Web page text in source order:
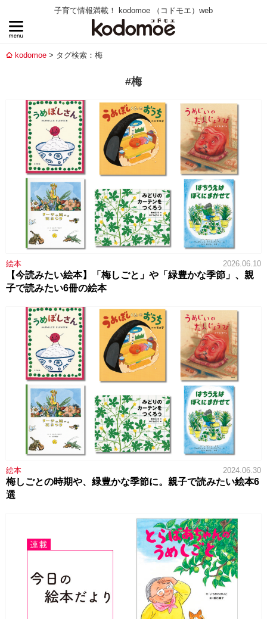
子育て情報満載！ kodomoe （コドモエ）web
kodomoe タグ検索：梅
#梅
絵本 2026.06.10
【今読みたい絵本】「梅しごと」や「緑豊かな季節」、親
子で読みたい6冊の絵本
絵本 2024.06.30
梅しごとの時期や、緑豊かな季節に。親子で読みたい絵本6
選